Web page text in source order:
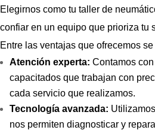
Elegirnos como tu taller de
confiar en un equipo que prioriza tu
Entre las ventajas que ofrecemos
Atención experta: Contamos
capacitados que trabajan con
cada servicio que realizamos.
Tecnología avanzada:
nos permiten diagnosticar y